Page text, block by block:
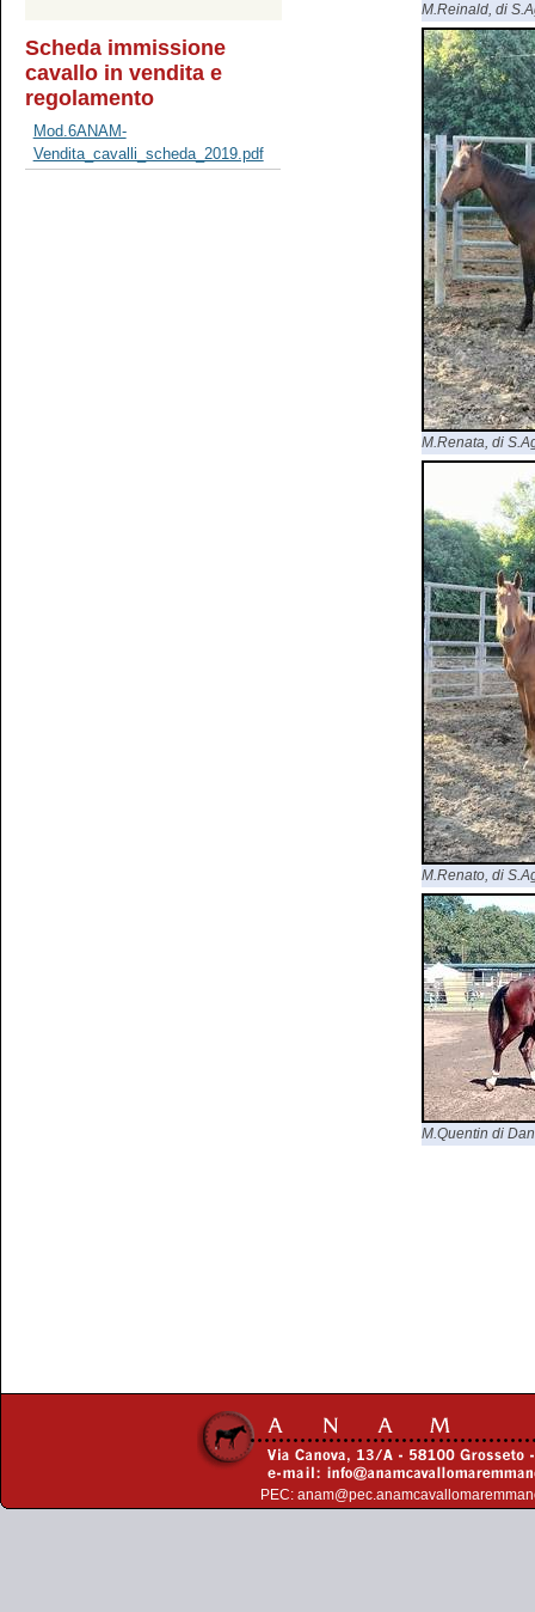
Scheda immissione
cavallo in vendita e
regolamento
Mod.6ANAM-
Vendita_cavalli_scheda_2019.pdf
M.Reinald, di
M.Renata, di
M.Renato, di
M.Quentin di
PEC: